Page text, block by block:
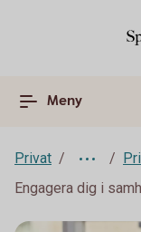
Meny
Privat
Engagera dig i